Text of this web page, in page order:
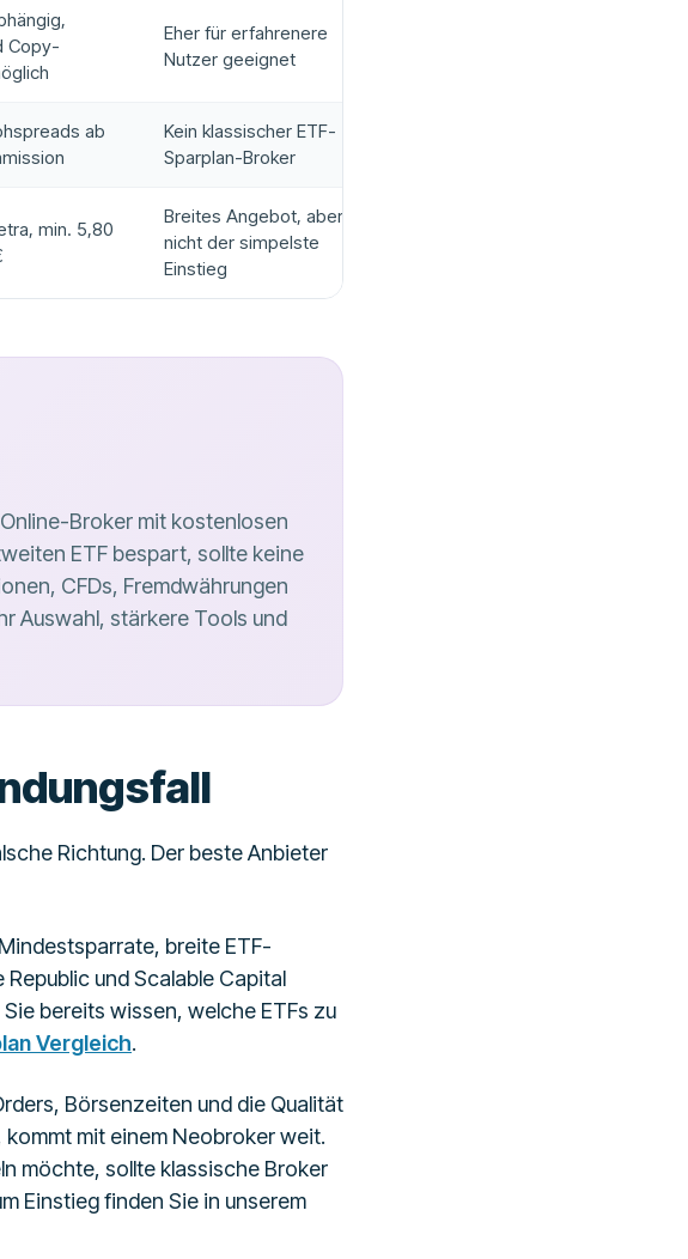
Copy-
Eher für erfahrenere
Nutzer geeignet
ab
Kein klassischer ETF-
Sparplan-Broker
min. 5,80
Breites Angebot, aber
nicht der simpelste
Einstieg
Broker mit kostenlosen
ETF bespart, sollte keine
CFDs, Fremdwährungen
Auswahl, stärkere Tools und
Richtung. Der beste Anbieter
breite ETF-
und Scalable Capital
bereits wissen, welche ETFs zu
Vergleich.
Börsenzeiten und die Qualität
mit einem Neobroker weit.
möchte, sollte klassische Broker
Einstieg finden Sie in unserem